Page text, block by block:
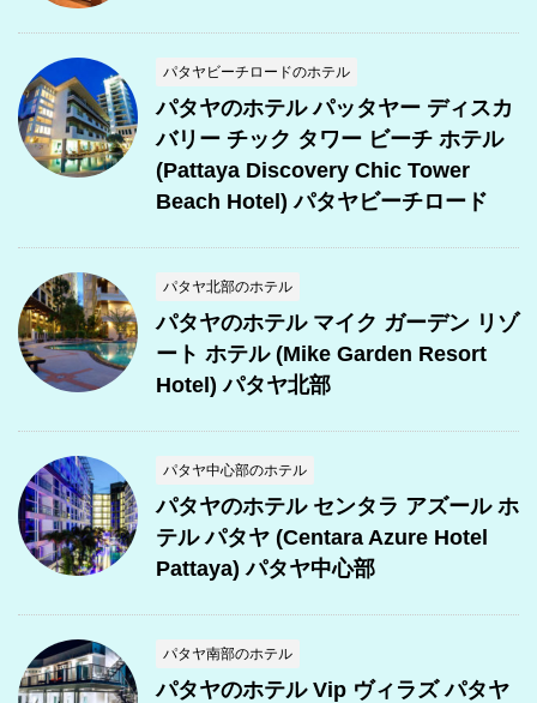
パタヤビーチロードのホテル
パタヤのホテル パッタヤー ディスカ
バリー チック タワー ビーチ ホテル
(Pattaya Discovery Chic Tower
Beach Hotel) パタヤビーチロード
パタヤ北部のホテル
パタヤのホテル マイク ガーデン リゾ
ート ホテル (Mike Garden Resort
Hotel) パタヤ北部
パタヤ中心部のホテル
パタヤのホテル センタラ アズール ホ
テル パタヤ (Centara Azure Hotel
Pattaya) パタヤ中心部
パタヤ南部のホテル
パタヤのホテル Vip ヴィラズ パタヤ